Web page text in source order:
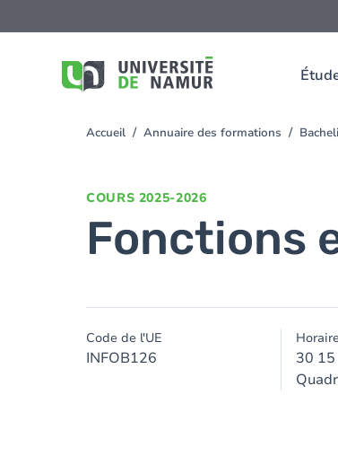
au
You
Accueil Annuaire des formations
COURS 2025-2026
Fonctions
Code de l'UE
INFOB126
30 15